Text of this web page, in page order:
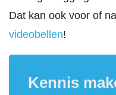
Dat kan ook voor of
videobellen!
Kennis